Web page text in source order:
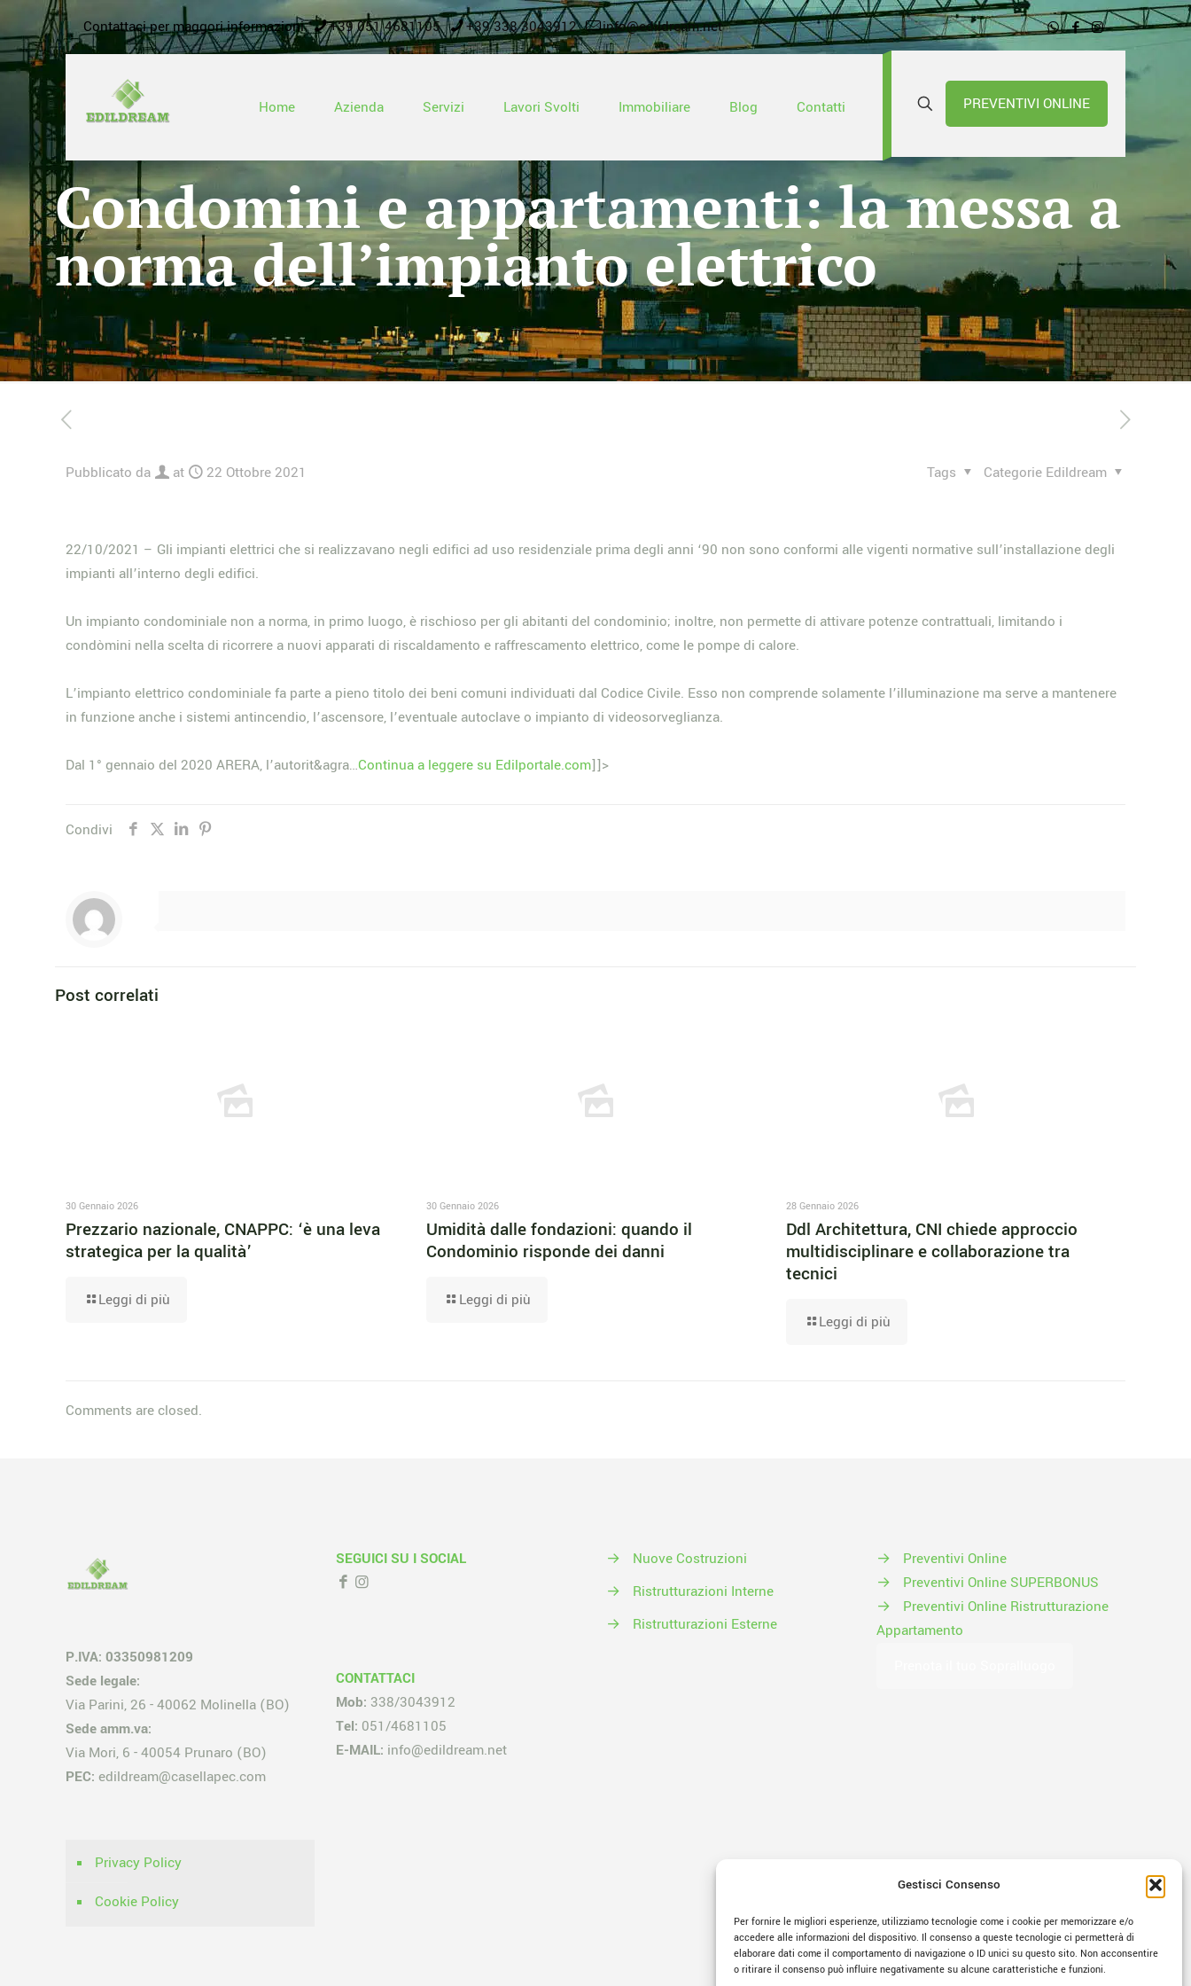
Gestisci Consenso
Per fornire le migliori esperienze, utilizziamo tecnologie come i cookie per memorizzare e/o
accedere alle informazioni del dispositivo. Il consenso a queste tecnologie ci permetterà di
elaborare dati come il comportamento di navigazione o ID unici su questo sito. Non acconsentire
o ritirare il consenso può influire negativamente su alcune caratteristiche e funzioni.
Contattaci per maggori informazioni +39 051 4681105 +39 338 3043912 info@edildream.net
Home Azienda Servizi Lavori Svolti Immobiliare Blog Contatti PREVENTIVI ONLINE
Condomini e appartamenti: la messa a
norma dell’impianto elettrico
Pubblicato da at 22 Ottobre 2021 Categorie Edildream
Tags
22/10/2021 – Gli impianti elettrici che si realizzavano negli edifici ad uso residenziale prima degli anni ‘90 non sono conformi alle vigenti normative sull’installazione degli
impianti all’interno degli edifici.
Un impianto condominiale non a norma, in primo luogo, è rischioso per gli abitanti del condominio; inoltre, non permette di attivare potenze contrattuali, limitando i
condòmini nella scelta di ricorrere a nuovi apparati di riscaldamento e raffrescamento elettrico, come le pompe di calore.
L’impianto elettrico condominiale fa parte a pieno titolo dei beni comuni individuati dal Codice Civile. Esso non comprende solamente l’illuminazione ma serve a mantenere
in funzione anche i sistemi antincendio, l’ascensore, l’eventuale autoclave o impianto di videosorveglianza.
Dal 1° gennaio del 2020 ARERA, l’autorit&agra…Continua a leggere su Edilportale.com]]>
Condivi
Post correlati
30 Gennaio 2026
Prezzario nazionale, CNAPPC: ‘è una leva
strategica per la qualità’
Leggi di più
30 Gennaio 2026
Umidità dalle fondazioni: quando il
Condominio risponde dei danni
Leggi di più
28 Gennaio 2026
Ddl Architettura, CNI chiede approccio
multidisciplinare e collaborazione tra
tecnici
Leggi di più
Comments are closed.
P.IVA: 03350981209
Sede legale:
Via Parini, 26 - 40062 Molinella (BO)
Sede amm.va:
Via Mori, 6 - 40054 Prunaro (BO)
PEC: edildream@casellapec.com
Privacy Policy
Cookie Policy
SEGUICI SU I SOCIAL
CONTATTACI
Mob: 338/3043912
Tel: 051/4681105
E-MAIL: info@edildream.net
→
Nuove Costruzioni
→
Ristrutturazioni Interne
→
Ristrutturazioni Esterne
→
Preventivi Online
→
Preventivi Online SUPERBONUS
→
Preventivi Online Ristrutturazione
Appartamento